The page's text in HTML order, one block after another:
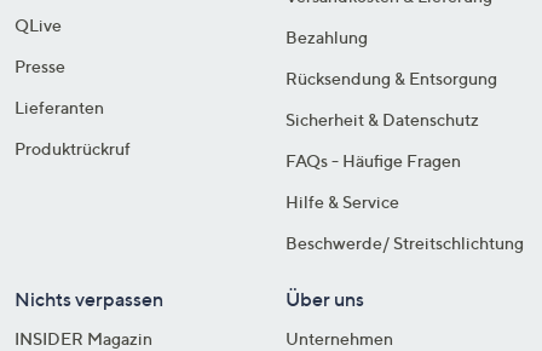
QLive
Presse
Lieferanten
Produktrückruf
Bezahlung
Rücksendung & Entsorgung
Sicherheit & Datenschutz
FAQs - Häufige Fragen
Hilfe & Service
Beschwerde/ Streitschlichtung
Nichts verpassen
INSIDER Magazin
Über uns
Unternehmen